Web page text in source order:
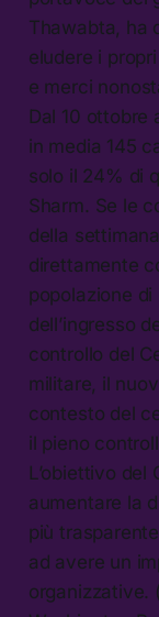
Thawabta, ha
eludere i
e merci
Dal 10 ottobre
in media 145
solo il 24% di
Sharm. Se le
della
direttamente
popolazione
dell’ingresso
controllo del
militare, il
contesto del
il pieno
L’obiettivo
aumentare la
più
ad avere un
organizzative.